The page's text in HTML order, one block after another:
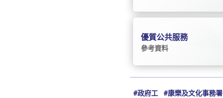
優質公共服務
參考資料
#政府工 #康樂及文化事務署